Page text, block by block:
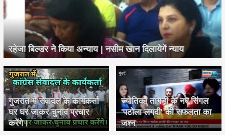
रहेजा बिल्डर ने किया अन्याय | नसीम खान दिलायेगें न्याय
गुजरात में सेवादल के कार्यकर्ता
घर घर जाकर चुनाव प्रचार
करेंगे।
ज्योतिका तांगड़ी के नए सिंगल
'पटोला लगदी' की सफलता का
जश्न